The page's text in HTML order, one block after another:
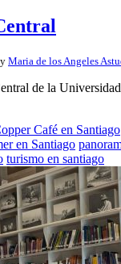
Maria de los Angeles
de la
Café en Santiago
en Santiago
turismo en santiago